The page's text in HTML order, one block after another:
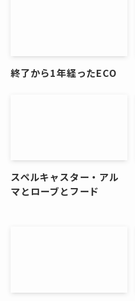
終了から1年経ったECO
スペルキャスター・アル
マとローブとフード